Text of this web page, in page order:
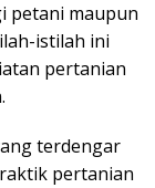
petani maupun
istilah ini
pertanian
terdengar
pertanian